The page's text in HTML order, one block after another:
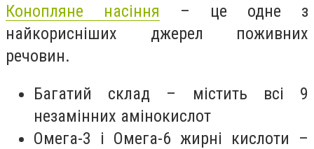
Конопляне насіння – це одне з
найкорисніших джерел поживних
речовин.
Багатий склад – містить всі 9
незамінних амінокислот
Омега-3 і Омега-6 жирні кислоти –